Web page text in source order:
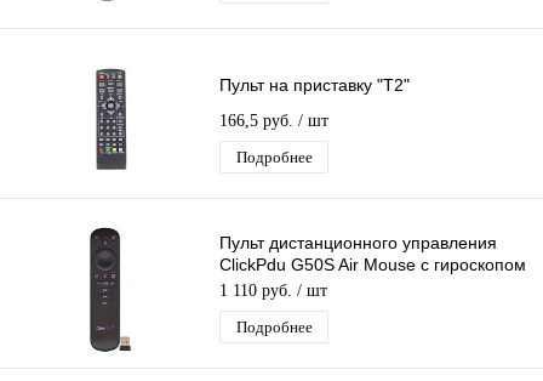
Пульт на приставку "Т2"
166,5 руб. / шт
Подробнее
Пульт дистанционного управления
ClickPdu G50S Air Mouse с гироскопом
и голосовым управлением 2.4G
1 110 руб. / шт
Подробнее